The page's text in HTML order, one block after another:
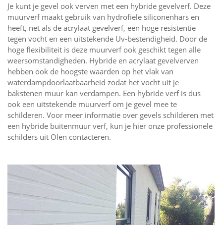
Je kunt je gevel ook verven met een hybride gevelverf. Deze
muurverf maakt gebruik van hydrofiele siliconenhars en
heeft, net als de acrylaat gevelverf, een hoge resistentie
tegen vocht en een uitstekende Uv-bestendigheid. Door de
hoge flexibiliteit is deze muurverf ook geschikt tegen alle
weersomstandigheden. Hybride en acrylaat gevelverven
hebben ook de hoogste waarden op het vlak van
waterdampdoorlaatbaarheid zodat het vocht uit je
bakstenen muur kan verdampen. Een hybride verf is dus
ook een uitstekende muurverf om je gevel mee te
schilderen. Voor meer informatie over gevels schilderen met
een hybride buitenmuur verf, kun je hier onze professionele
schilders uit Olen contacteren.